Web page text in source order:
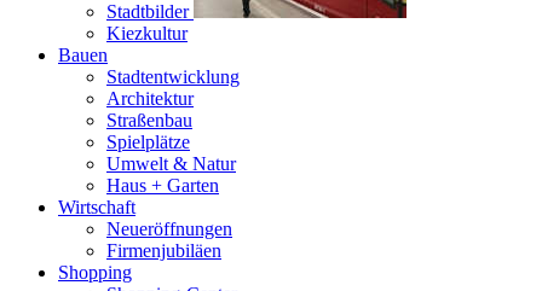
Stadtbilder
Kiezkultur
Bauen
Stadtentwicklung
Architektur
Straßenbau
Spielplätze
Umwelt & Natur
Haus + Garten
Wirtschaft
Neueröffnungen
Firmenjubiläen
Shopping